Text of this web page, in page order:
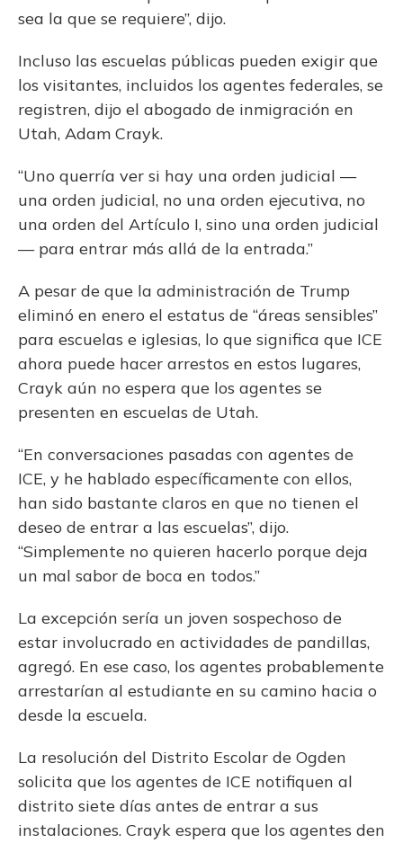
sea la que se requiere”, dijo.
Incluso las escuelas públicas pueden exigir que
los visitantes, incluidos los agentes federales, se
registren, dijo el abogado de inmigración en
Utah, Adam Crayk.
“Uno querría ver si hay una orden judicial —
una orden judicial, no una orden ejecutiva, no
una orden del Artículo I, sino una orden judicial
— para entrar más allá de la entrada.”
A pesar de que la administración de Trump
eliminó en enero el estatus de “áreas sensibles”
para escuelas e iglesias, lo que significa que ICE
ahora puede hacer arrestos en estos lugares,
Crayk aún no espera que los agentes se
presenten en escuelas de Utah.
“En conversaciones pasadas con agentes de
ICE, y he hablado específicamente con ellos,
han sido bastante claros en que no tienen el
deseo de entrar a las escuelas”, dijo.
“Simplemente no quieren hacerlo porque deja
un mal sabor de boca en todos.”
La excepción sería un joven sospechoso de
estar involucrado en actividades de pandillas,
agregó. En ese caso, los agentes probablemente
arrestarían al estudiante en su camino hacia o
desde la escuela.
La resolución del Distrito Escolar de Ogden
solicita que los agentes de ICE notifiquen al
distrito siete días antes de entrar a sus
instalaciones. Crayk espera que los agentes den